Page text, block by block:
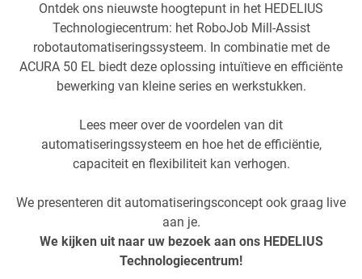
Ontdek ons nieuwste hoogtepunt in het HEDELIUS
Technologiecentrum: het RoboJob Mill-Assist
robotautomatiseringssysteem. In combinatie met de
ACURA 50 EL biedt deze oplossing intuïtieve en efficiënte
bewerking van kleine series en werkstukken.
Lees meer over de voordelen van dit
automatiseringssysteem en hoe het de efficiëntie,
capaciteit en flexibiliteit kan verhogen.
We presenteren dit automatiseringsconcept ook graag live
aan je.
We kijken uit naar uw bezoek aan ons HEDELIUS
Technologiecentrum!